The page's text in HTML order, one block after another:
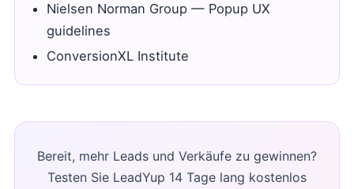
Nielsen Norman Group — Popup UX
guidelines
ConversionXL Institute
Bereit, mehr Leads und Verkäufe zu gewinnen?
Testen Sie LeadYup 14 Tage lang kostenlos